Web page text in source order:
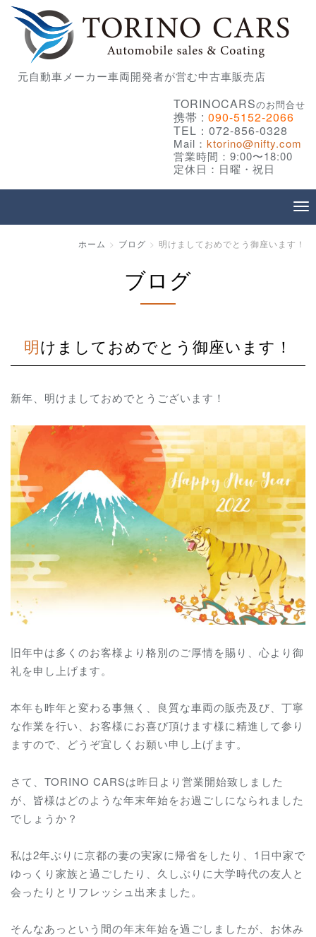
元自動車メーカー車両開発者が営む中古車販売店
TORINOCARSのお問合せ
携帯 : 090-5152-2066
TEL：072-856-0328
Mail： ktorino@nifty.com
営業時間：9:00〜18:00
定休日：日曜・祝日
ホーム ブログ 明けましておめでとう御座います！
ブログ
明けましておめでとう御座います！
新年、明けましておめでとうございます！
旧年中は多くのお客様より格別のご厚情を賜り、心より御
礼を申し上げます。
本年も昨年と変わる事無く、良質な車両の販売及び、丁寧
な作業を行い、お客様にお喜び頂けます様に精進して参り
ますので、どうぞ宜しくお願い申し上げます。
さて、TORINO CARSは昨日より営業開始致しました
が、皆様はどのような年末年始をお過ごしになられました
でしょうか？
私は2年ぶりに京都の妻の実家に帰省をしたり、1日中家で
ゆっくり家族と過ごしたり、久しぶりに大学時代の友人と
会ったりとリフレッシュ出来ました。
そんなあっという間の年末年始を過ごしましたが、お休み